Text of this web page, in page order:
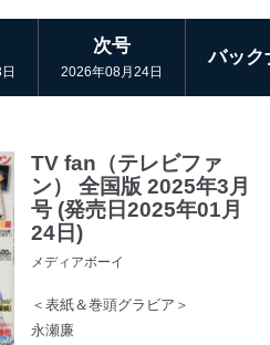
次号
2026年08月24日
バック
TV fan（テレビファ
ン） 全国版 2025年3月
号 (発売日2025年01月
24日)
メディアボーイ
＜表紙＆巻頭グラビア＞
永瀬廉